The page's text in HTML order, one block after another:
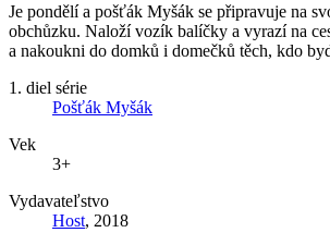
Je pondělí a pošťák Myšák se připravuje na
obchůzku. Naloží vozík balíčky a vyrazí na
a nakoukni do domků i domečků těch, kdo
1. diel série
Pošťák Myšák
Vek
3+
Vydavateľstvo
Host, 2018